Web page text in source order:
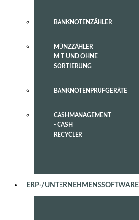
BANKNOTENZÄHLER
MÜNZZÄHLER
MIT UND OHNE
SORTIERUNG
BANKNOTENPRÜFGERÄTE
CASHMANAGEMENT
- CASH
RECYCLER
ERP-/UNTERNEHMENSSOFTWARE